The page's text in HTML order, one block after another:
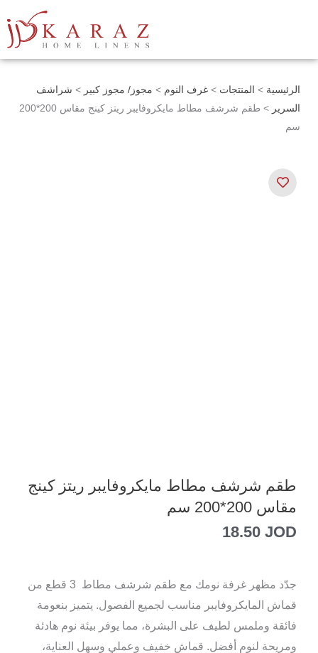
الرئيسية > المنتجات > غرف النوم > مجوز/ مجوز كبير > شراشف
السرير
> طقم شرشف مطاط مايكروفايبر ريتز كينج مقاس 200*200
سم
طقم شرشف مطاط مايكروفايبر ريتز كينج
مقاس 200*200 سم
18.50 JOD
جدّد مظهر غرفة نومك مع طقم شرشف مطاط 3 قطع من
قماش المايكروفايبر مناسب لجميع الفصول. يتميز بنعومة
فائقة وملمس لطيف على البشرة، مما يوفر بيئة نوم هادئة
ومريحة لنوم أفضل. قماش خفيف وعملي وسهل العناية،